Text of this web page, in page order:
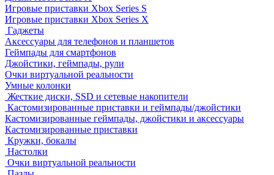
Игровые приставки Xbox Series S
Игровые приставки Xbox Series X
Гаджеты
Аксессуары для телефонов и планшетов
Геймпады для смартфонов
Джойстики, геймпады, рули
Очки виртуальной реальности
Умные колонки
Жесткие диски, SSD и сетевые накопители
Кастомизированные приставки и геймпады/джойстики
Кастомизированные геймпады, джойстики и аксессуары
Кастомизированные приставки
Кружки, бокалы
Настолки
Очки виртуальной реальности